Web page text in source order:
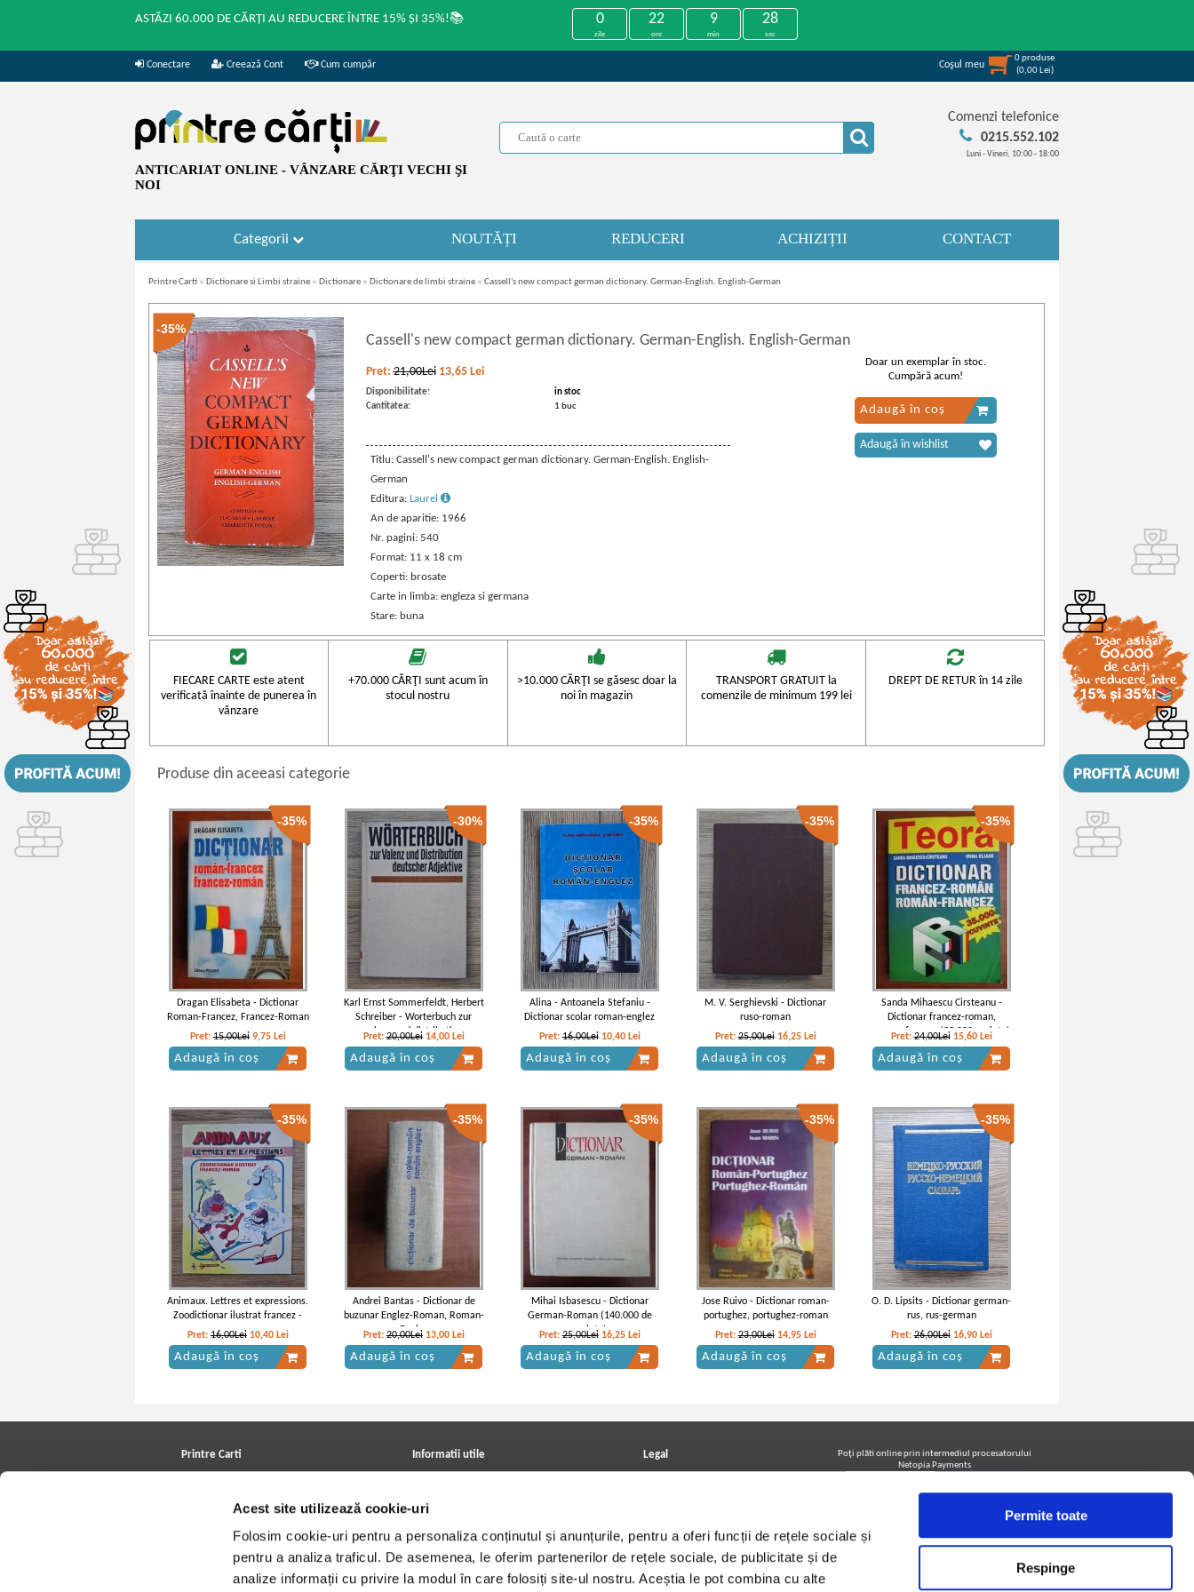
Acest site utilizează cookie-uri
Folosim cookie-uri pentru a personaliza conținutul și anunțurile, pentru a oferi funcții de rețele sociale și
pentru a analiza traficul. De asemenea, le oferim partenerilor de rețele sociale, de publicitate și de
analize informații cu privire la modul în care folosiți site-ul nostru. Aceștia le pot combina cu alte
Permite toate
Respinge
ASTĂZI 60.000 DE CĂRȚI AU REDUCERE ÎNTRE 15% ȘI 35%!📚 0
zile
22
ore
9
min
27
sec
Conectare Creează Cont Cum cumpăr Coşul meu
0produse
(0,00 Lei)
ANTICARIAT ONLINE - VÂNZARE CĂRŢI VECHI ŞI
NOI
Comenzi telefonice
0215.552.102
Luni - Vineri, 10:00 - 18:00
Categorii NOUTĂȚI REDUCERI ACHIZIȚII CONTACT
Printre Carti » Dictionare si Limbi straine » Dictionare » Dictionare de limbi straine » Cassell's new compact german dictionary. German-English. English-German
-35%
Cassell's new compact german dictionary. German-English. English-German
Pret:21,00Lei 13,65 Lei
Disponibilitate:
in stoc
Cantitatea:
1 buc
Titlu: Cassell's new compact german dictionary. German-English. English-
German
Editura: Laurel
An de aparitie: 1966
Nr. pagini: 540
Format: 11 x 18 cm
Coperti: brosate
Carte in limba: engleza si germana
Stare: buna
Doar un exemplar în stoc.
Cumpără acum!
Adaugă în coș
Adaugă în wishlist
FIECARE CARTE este atent
verificată înainte de punerea în
vânzare
+70.000 CĂRŢI sunt acum în
stocul nostru
>10.000 CĂRŢI se găsesc doar la
noi în magazin
TRANSPORT GRATUIT la
comenzile de minimum 199 lei
DREPT DE RETUR în 14 zile
Produse din aceeasi categorie
-35%
Dragan Elisabeta - Dictionar
Roman-Francez, Francez-Roman
Pret: 15,00Lei 9,75 Lei
Adaugă în coș
-30%
Karl Ernst Sommerfeldt, Herbert
Schreiber - Worterbuch zur
valenz und distribution
deutscher adjektive
Pret:20,00Lei 14,00 Lei
Adaugă în coș
-35%
Alina - Antoanela Stefaniu -
Dictionar scolar roman-englez
Pret:16,00Lei 10,40 Lei
Adaugă în coș
-35%
M. V. Serghievski - Dictionar
ruso-roman
Pret:25,00Lei 16,25 Lei
Adaugă în coș
-35%
Sanda Mihaescu Cirsteanu -
Dictionar francez-roman,
roman-francez (35.000 cuvinte)
Pret:24,00Lei 15,60 Lei
Adaugă în coș
-35%
Animaux. Lettres et expressions.
Zoodictionar ilustrat francez -
roman
Pret: 16,00Lei 10,40 Lei
Adaugă în coș
-35%
Andrei Bantas - Dictionar de
buzunar Englez-Roman, Roman-
Englez
Pret:20,00Lei 13,00 Lei
Adaugă în coș
-35%
Mihai Isbasescu - Dictionar
German-Roman (140.000 de
cuvinte)
Pret:25,00Lei 16,25 Lei
Adaugă în coș
-35%
Jose Ruivo - Dictionar roman-
portughez, portughez-roman
Pret:23,00Lei 14,95 Lei
Adaugă în coș
-35%
O. D. Lipsits - Dictionar german-
rus, rus-german
Pret:26,00Lei 16,90 Lei
Adaugă în coș
Printre Carti
Cele mai căutate cărți
Blog Printre Carti
Cărţi sub 5 lei
Informatii utile
Contact
Politica de livrare
Angajari - Cariere
Legal
Utilizare cookie-uri
Poţi plăti online prin intermediul procesatorului
Netopia Payments
Urmăreşte-ne pe facebook pentru a fi la curent cu
promoţiile PrintreCarti.ro